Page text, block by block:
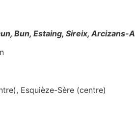
Bun, Estaing, Sireix, Arcizans-
Esquièze-Sère (centre)